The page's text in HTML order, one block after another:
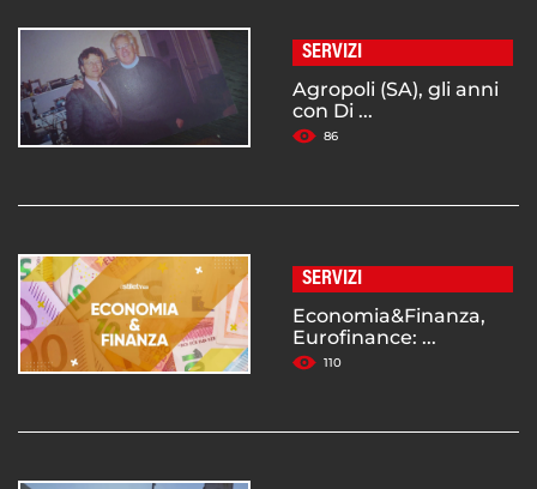
SERVIZI
Agropoli (SA), gli anni
con Di ...
86
SERVIZI
Economia&Finanza,
Eurofinance: ...
110